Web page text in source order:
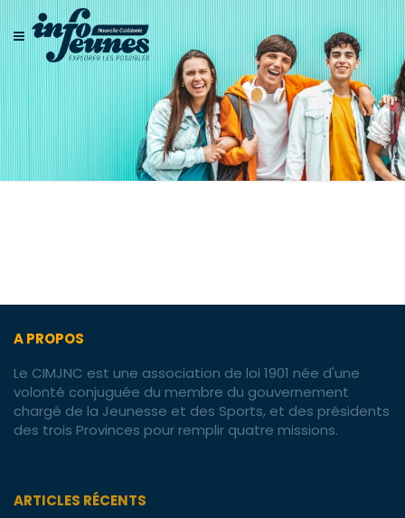
A PROPOS
Le CIMJNC est une association de loi 1901 née d'une
volonté conjuguée du membre du gouvernement
chargé de la Jeunesse et des Sports, et des présidents
des trois Provinces pour remplir quatre missions.
ARTICLES RÉCENTS